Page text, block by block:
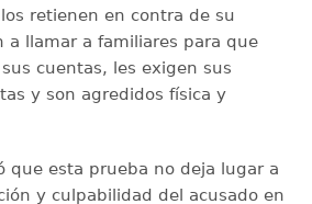
retienen en contra de su
a llamar a familiares para que
cuentas, les exigen sus
y son agredidos física y
que esta prueba no deja lugar a
y culpabilidad del acusado en